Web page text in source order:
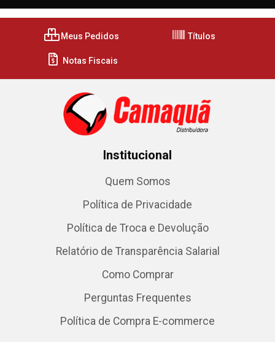
Meus Pedidos Títulos
Notas Fiscais
Institucional
Quem Somos
Política de Privacidade
Política de Troca e Devolução
Relatório de Transparência Salarial
Como Comprar
Perguntas Frequentes
Política de Compra E-commerce